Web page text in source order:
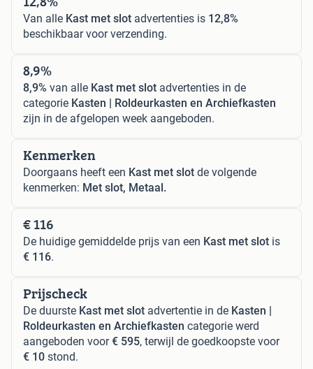
Van alle Kast met slot advertenties is 12,8%
beschikbaar voor verzending.
8,9%
8,9% van alle Kast met slot advertenties in de
categorie Kasten | Roldeurkasten en Archiefkasten
zijn in de afgelopen week aangeboden.
Kenmerken
Doorgaans heeft een Kast met slot de volgende
kenmerken: Met slot, Metaal.
€ 116
De huidige gemiddelde prijs van een Kast met slot is
€ 116.
Prijscheck
De duurste Kast met slot advertentie in de Kasten |
Roldeurkasten en Archiefkasten categorie werd
aangeboden voor€ 595, terwijl de goedkoopste voor
€ 10 stond.